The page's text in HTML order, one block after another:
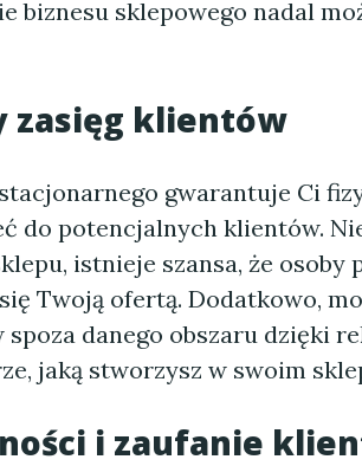
biznesu sklepowego nadal
zasięg klientów
gwarantuje Ci
do potencjalnych klientów.
istnieje szansa, że osoby
Twoją ofertą. Dodatkowo,
danego obszaru dzięki
jaką stworzysz w swoim
i zaufanie